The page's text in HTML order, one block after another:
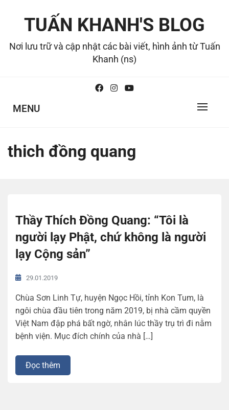
TUẤN KHANH'S BLOG
Nơi lưu trữ và cập nhật các bài viết, hình ảnh từ Tuấn
Khanh (ns)
MENU
thich đồng quang
Thầy Thích Đồng Quang: “Tôi là
người lạy Phật, chứ không là người
lạy Cộng sản”
29.01.2019
Chùa Sơn Linh Tự, huyện Ngọc Hồi, tỉnh Kon Tum, là
ngôi chùa đầu tiên trong năm 2019, bị nhà cầm quyền
Việt Nam đập phá bất ngờ, nhân lúc thầy trụ trì đi nằm
bệnh viện. Mục đích chính của nhà […]
Đọc thêm